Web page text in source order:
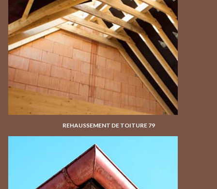
REHAUSSEMENT DE TOITURE 79